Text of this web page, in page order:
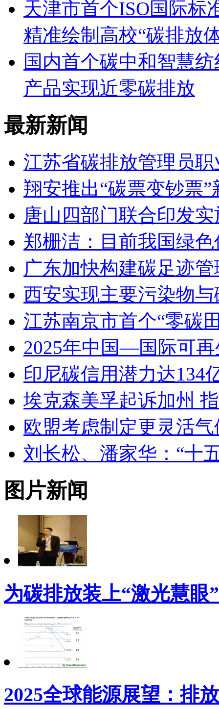
天津市首个ISO国际标
精准绘制高校“碳排放
国内首个碳中和智慧
产品实现近零碳排放
最新新闻
江苏省碳排放管理员
翔安推出“碳票变钞票”
唐山四部门联合印发
郑栅洁：目前我国绿
广东加快构建碳足迹
西安实现主要污染物与
江苏南京市首个“零碳
2025年中国—国际可
印尼碳信用潜力达134
埃克森美孚起诉加州
欧盟考虑制定更灵活
刘长松、潘家华：“十
图片新闻
为碳排放装上“激光慧眼”
2025全球能源展望：排